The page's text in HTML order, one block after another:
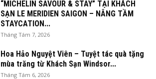
“MICHELIN SAVOUR & STAY” TẠI KHÁCH
SẠN LE MERIDIEN SAIGON – NÂNG TẦM
STAYCATION...
Tháng Tám 7, 2026
Hoa Hảo Nguyệt Viên – Tuyệt tác quà tặng
mùa trăng từ Khách Sạn Windsor...
Tháng Tám 6, 2026